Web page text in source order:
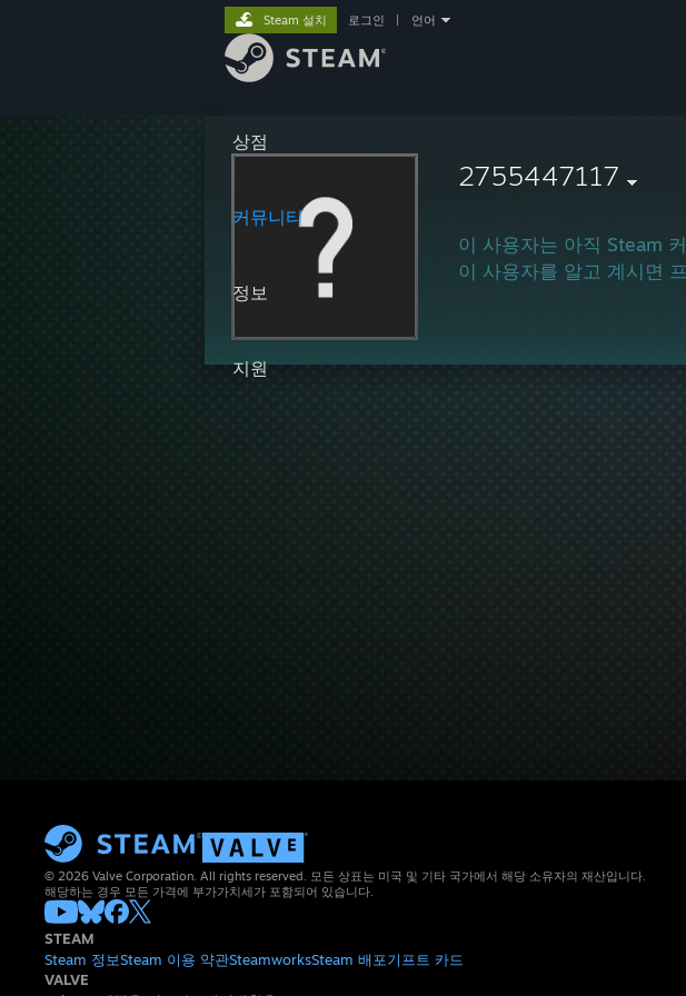
상점
커뮤니티
정보
지원
Steam 설치 로그인 언어
2755447117
이 사용자는 아직 Steam
이 사용자를 알고 계시면
© 2026 Valve Corporation. All rights reserved. 모든 상표는 미국 및 기타 국가에서 해당 소유자의 재산입니다.
해당하는 경우 모든 가격에 부가가치세가 포함되어 있습니다.
STEAM
Steam 정보Steam 이용 약관SteamworksSteam 배포기프트 카드
VALVE